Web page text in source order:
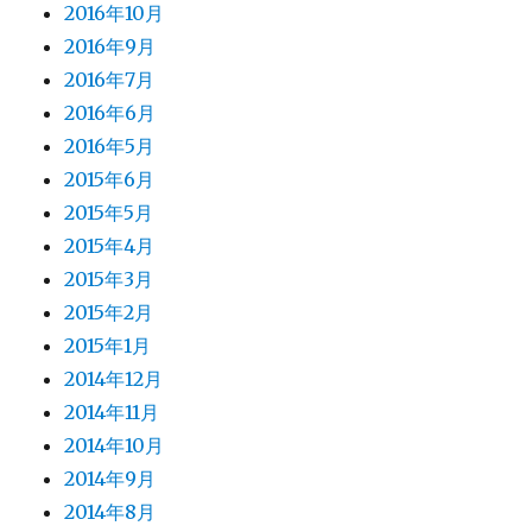
2016年10月
2016年9月
2016年7月
2016年6月
2016年5月
2015年6月
2015年5月
2015年4月
2015年3月
2015年2月
2015年1月
2014年12月
2014年11月
2014年10月
2014年9月
2014年8月